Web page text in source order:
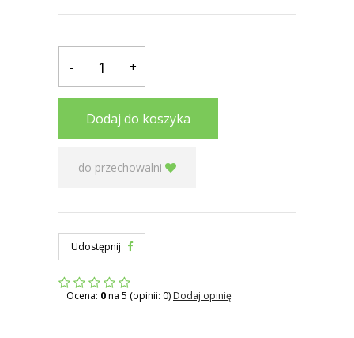
- +
Dodaj do koszyka
do przechowalni
Udostępnij
Ocena: 0na 5 (opinii: 0) Dodaj opinię